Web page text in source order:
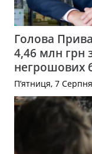
Голова
4,46 млн грн
негрошових
П’ятниця, 7